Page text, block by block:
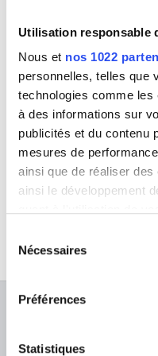
Utilisation responsable
Nous et nos 1022
personnelles, telles que
technologies comme
à des informations sur
publicités et du contenu
mesures de
ainsi que de réaliser des
ainsi le développement
tout moment en
cookies ou en cliquant
Si vous le permettez,
géographique qui
Nécessaires
Préférences
Statistiques
Féraud Albert
Paris (France) 1921
Ferdinand Jean
Bruxelles 1898 - 1973
Ferguson William Gowe
Ecosse (Royaume-Uni) 1632/
Ferrari Gaudenzio
Valduggia (Italie) vers 1480 -
Ferrer Joaquín
Rome (Italie) vers 1589 - Venise
Paris (France) 1807 - 1852
Scène miraculeuse : deux
anges chassant les bourreaux
Anonyme